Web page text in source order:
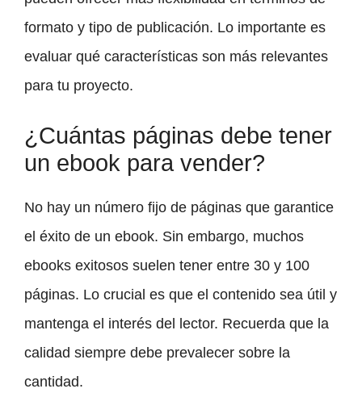
formato y tipo de publicación. Lo importante es
evaluar qué características son más relevantes
para tu proyecto.
¿Cuántas páginas debe tener
un ebook para vender?
No hay un número fijo de páginas que garantice
el éxito de un ebook. Sin embargo, muchos
ebooks exitosos suelen tener entre 30 y 100
páginas. Lo crucial es que el contenido sea útil y
mantenga el interés del lector. Recuerda que la
calidad siempre debe prevalecer sobre la
cantidad.